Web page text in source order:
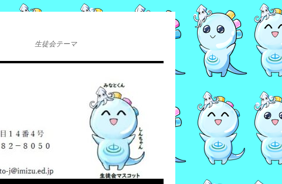
生徒会テーマ